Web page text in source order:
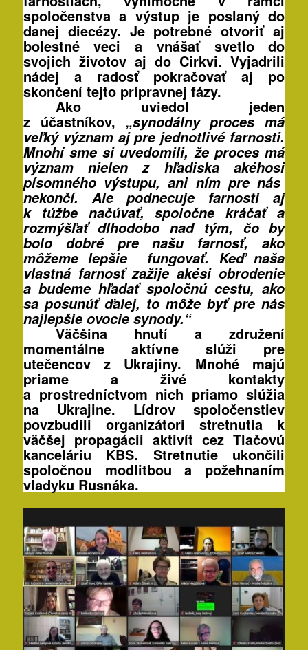
spoločenstva a výstup je poslaný do
danej diecézy. Je potrebné otvoriť aj
bolestné veci a vnášať svetlo do
svojich životov aj do Cirkvi. Vyjadrili
nádej a radosť pokračovať aj po
skončení tejto prípravnej fázy.
Ako uviedol jeden
z účastníkov, „synodálny proces má
veľký význam aj pre jednotlivé farnosti.
Mnohí sme si uvedomili, že proces má
význam nielen z hľadiska akéhosi
písomného výstupu, ani ním pre nás
nekončí. Ale podnecuje farnosti aj
k túžbe načúvať, spoločne kráčať a
rozmýšľať dlhodobo nad tým, čo by
bolo dobré pre našu farnosť, ako
môžeme lepšie fungovať. Keď naša
vlastná farnosť zažije akési obrodenie
a budeme hľadať spoločnú cestu, ako
sa posunúť ďalej, to môže byť pre nás
najlepšie ovocie synody.“
Väčšina hnutí a združení
momentálne aktívne slúži pre
utečencov z Ukrajiny. Mnohé majú
priame a živé kontakty
a prostredníctvom nich priamo slúžia
na Ukrajine. Lídrov spoločenstiev
povzbudili organizátori stretnutia k
väčšej propagácii aktivít cez Tlačovú
kanceláriu KBS. Stretnutie ukončili
spoločnou modlitbou a požehnaním
vladyku Rusnáka.